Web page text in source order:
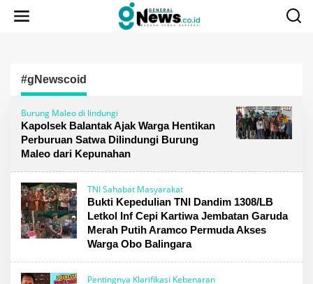
#gNewscoid
Burung Maleo di lindungi
Kapolsek Balantak Ajak Warga Hentikan
Perburuan Satwa Dilindungi Burung
Maleo dari Kepunahan
TNI Sahabat Masyarakat
Bukti Kepedulian TNI Dandim 1308/LB
Letkol Inf Cepi Kartiwa Jembatan Garuda
Merah Putih Aramco Permuda Akses
Warga Obo Balingara
Pentingnya Klarifikasi Kebenaran